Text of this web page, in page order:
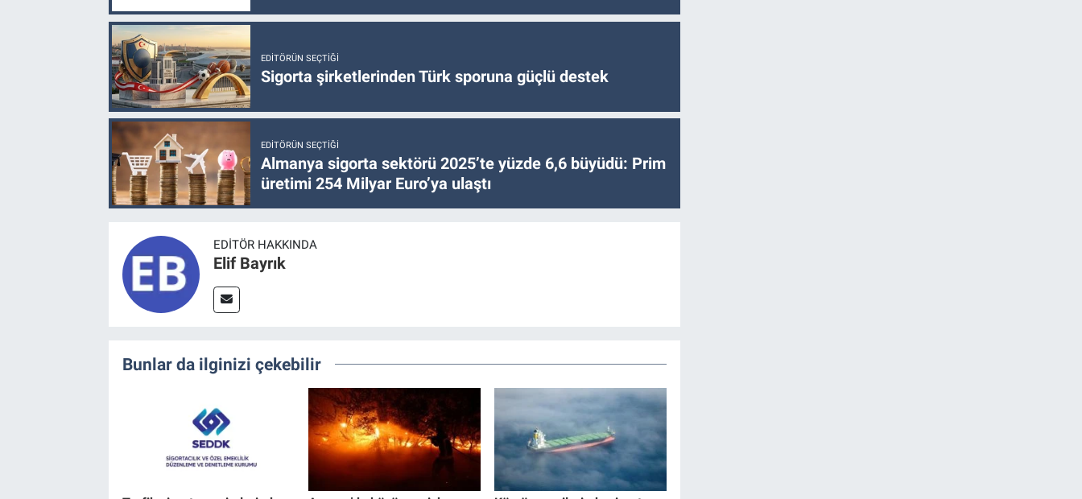
EDITÖRÜN SEÇTIĞI
Sigorta şirketlerinden Türk sporuna güçlü destek
EDITÖRÜN SEÇTIĞI
Almanya sigorta sektörü 2025’te yüzde 6,6 büyüdü: Prim
üretimi 254 Milyar Euro’ya ulaştı
EDITÖR HAKKINDA
Elif Bayrık
Bunlar da ilginizi çekebilir